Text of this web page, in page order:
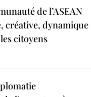
de l’ASEAN
créative, dynamique
citoyens